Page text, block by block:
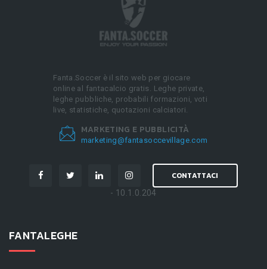
Fanta.Soccer è il sito web per giocare
online al fantacalcio gratis. Leghe private,
leghe pubbliche, probabili formazioni, voti
live, statistiche, quotazioni calciatori.
MARKETING E PUBBLICITÀ
marketing@fantasoccevillage.com
CONTATTACI
- 10.1.0.204
FANTALEGHE